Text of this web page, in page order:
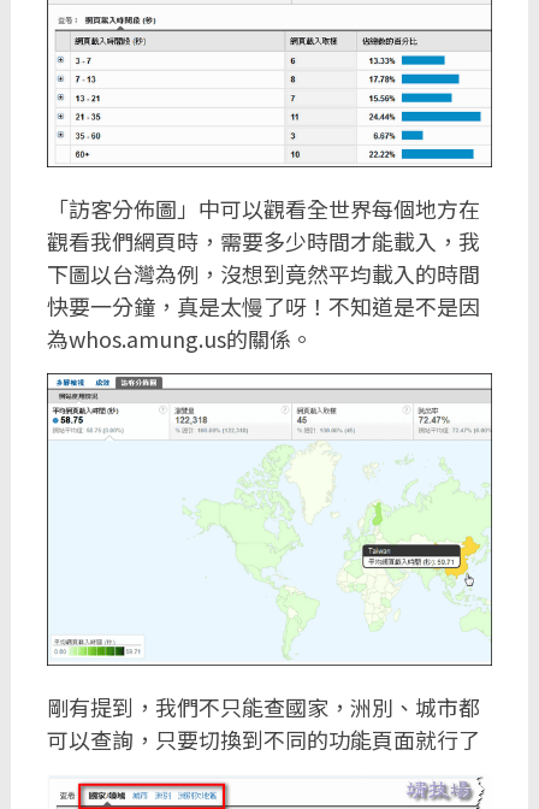
「訪客分佈圖」中可以觀看全世界每個地方在
觀看我們網頁時，需要多少時間才能載入，我
下圖以台灣為例，沒想到竟然平均載入的時間
快要一分鐘，真是太慢了呀！不知道是不是因
為whos.amung.us的關係。
剛有提到，我們不只能查國家，洲別、城市都
可以查詢，只要切換到不同的功能頁面就行了